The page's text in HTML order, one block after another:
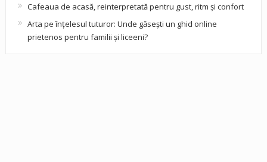
Cafeaua de acasă, reinterpretată pentru gust, ritm și confort
Arta pe înțelesul tuturor: Unde găsești un ghid online
prietenos pentru familii și liceeni?